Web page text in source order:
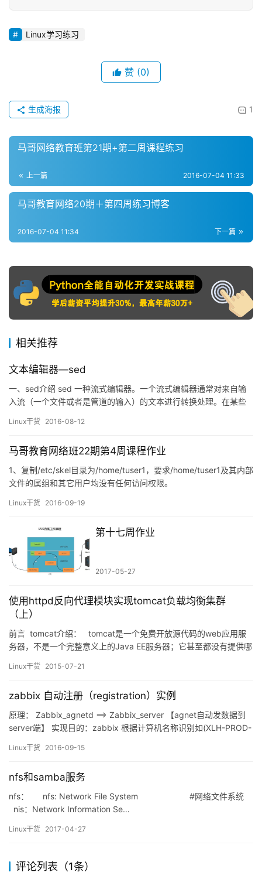
Linux学习练习
赞 (0)
1
生成海报
马哥网络教育班第21期+第二周课程练习
上一篇 2016-07-04 11:33
马哥教育网络20期＋第四周练习博客
下一篇
2016-07-04 11:34
相关推荐
文本编辑器—sed
一、sed介绍 sed 一种流式编辑器。一个流式编辑器通常对来自输
入流（一个文件或者是管道的输入）的文本进行转换处理。在某些
道工作，因此更加效率。sed与其他编辑器最大的区别在于，能对管
缓冲区：主要活动的模式空间，以及辅助性的保持空…
Linux干货 2016-08-12
马哥教育网络班22期第4周课程作业
1、复制/etc/skel目录为/home/tuser1，要求/home/tuser1及其内部
文件的属组和其它用户均没有任何访问权限。
[root@MyCloudServer ~]# c…
Linux干货 2016-09-19
第十七周作业
2017-05-27
使用httpd反向代理模块实现tomcat负载均衡集群
（上）
前言 tomcat介绍： tomcat是一个免费开放源代码的web应用服
务器，不是一个完整意义上的Java EE服务器；它甚至都没有提供哪
tomcat却有为众多的java应用程序服务器嵌入自己的产品中构建商
Linux干货 2015-07-21
zabbix 自动注册（registration）实例
原理： Zabbix_agnetd ==> Zabbix_server 【agnet自动发数据到
server端】 实现目的：zabbix 根据计算机名称识别如(XLH-PROD-
署步骤 1.创建新的模板，主机组 1.1 新增或模板【组态】【模板】手
Linux干货 2016-09-15
nfs和samba服务
nfs： nfs: Network File System #网络文件系统
nis：Network Information Se…
Linux干货 2017-04-27
评论列表（1条）